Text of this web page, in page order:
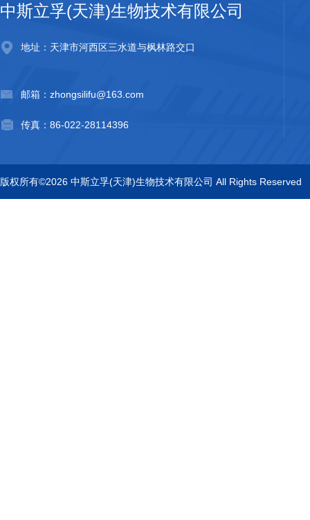
中斯立孚(天津)生物技术有限公司
地址：天津市河西区三水道与枫林路交口
邮箱：zhongsilifu@163.com
传真：86-022-28114396
版权所有©2026 中斯立孚(天津)生物技术有限公司 All Rights Reserved